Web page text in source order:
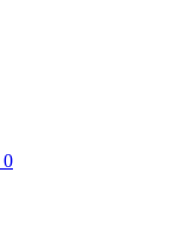
0